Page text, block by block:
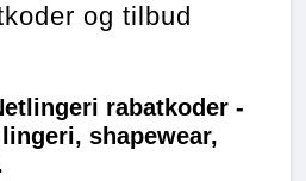
og tilbud
rabatkoder -
shapewear,